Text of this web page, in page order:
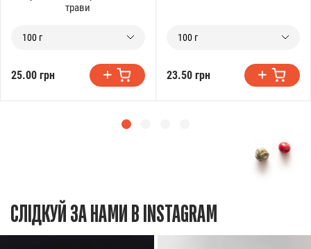
трави
100 г
25.00 грн
100 г
23.50 грн
СЛІДКУЙ ЗА НАМИ В INSTAGRAM